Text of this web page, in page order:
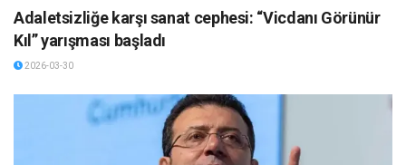
Adaletsizliğe karşı sanat cephesi: “Vicdanı Görünür
Kıl” yarışması başladı
2026-03-30